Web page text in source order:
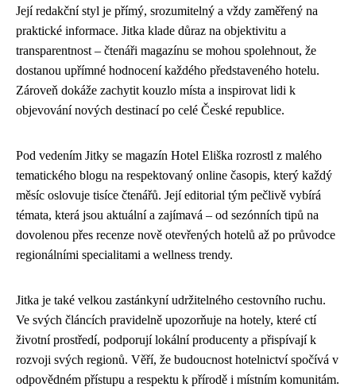
Její redakční styl je přímý, srozumitelný a vždy zaměřený na
praktické informace. Jitka klade důraz na objektivitu a
transparentnost – čtenáři magazínu se mohou spolehnout, že
dostanou upřímné hodnocení každého představeného hotelu.
Zároveň dokáže zachytit kouzlo místa a inspirovat lidi k
objevování nových destinací po celé České republice.
Pod vedením Jitky se magazín Hotel Eliška rozrostl z malého
tematického blogu na respektovaný online časopis, který každý
měsíc oslovuje tisíce čtenářů. Její editorial tým pečlivě vybírá
témata, která jsou aktuální a zajímavá – od sezónních tipů na
dovolenou přes recenze nově otevřených hotelů až po průvodce
regionálními specialitami a wellness trendy.
Jitka je také velkou zastánkyní udržitelného cestovního ruchu.
Ve svých článcích pravidelně upozorňuje na hotely, které ctí
životní prostředí, podporují lokální producenty a přispívají k
rozvoji svých regionů. Věří, že budoucnost hotelnictví spočívá v
odpovědném přístupu a respektu k přírodě i místním komunitám.